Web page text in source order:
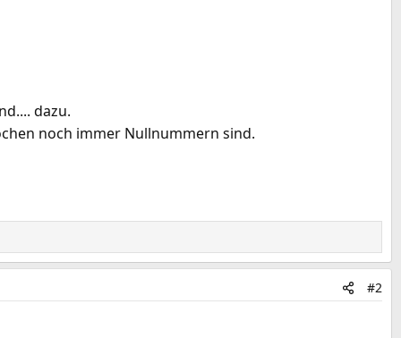
dazu.
noch immer Nullnummern sind.
#2